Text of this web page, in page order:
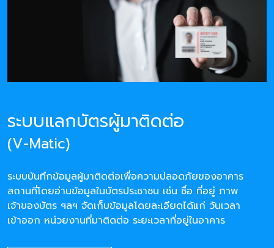
ระบบแลกบัตรผู้มาติดต่อ
(V-Matic)
ระบบบันทึกข้อมูลผู้มาติดต่อเพื่อความปลอดภัยของอาคาร
สถานที่โดยอ่านข้อมูลในบัตรประชาชน เช่น ชื่อ ที่อยู่ ภาพ
เจ้าของบัตร ฯลฯ จัดเก็บข้อมูลโดยละเอียดได้แก่ วันเวลา
เข้าออก หน่วยงานที่มาติดต่อ ระยะเวลาที่อยู่ในอาคาร